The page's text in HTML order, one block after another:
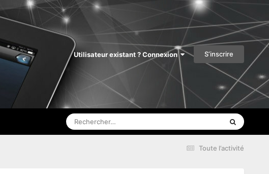
Utilisateur existant ? Connexion S’inscrire
Toute l’activité